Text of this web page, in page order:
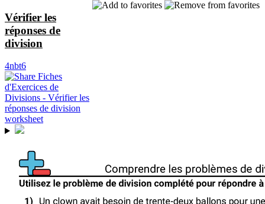
Vérifier les
réponses de
division
4nbt6